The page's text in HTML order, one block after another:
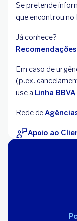
Se pretende
que encontrou
Já conhece?
Em caso de
(p.ex.
use a Linha
Rede de
Apoio ao